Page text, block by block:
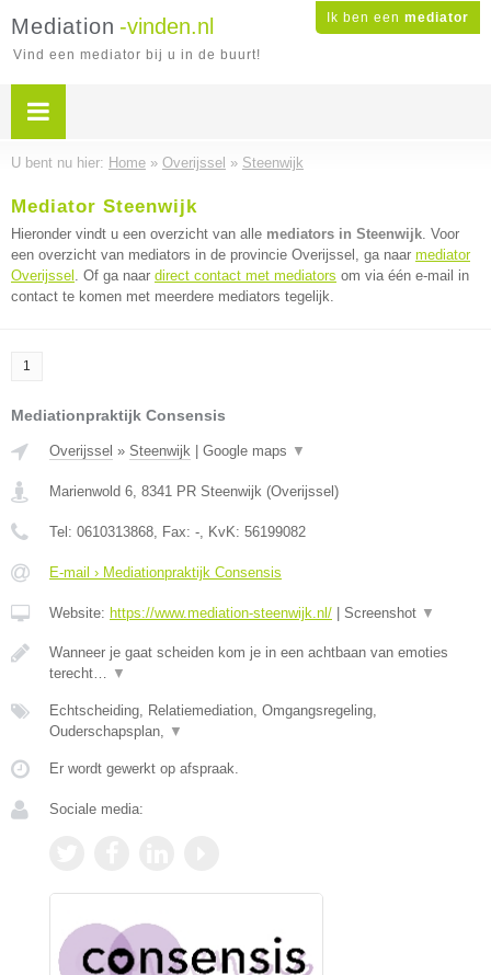
Ik ben een mediator
Mediation -vinden.nl
Vind een mediator bij u in de buurt!
U bent nu hier: Home » Overijssel » Steenwijk
Mediator Steenwijk
Hieronder vindt u een overzicht van alle mediators in Steenwijk. Voor
een overzicht van mediators in de provincie Overijssel, ga naar mediator
Overijssel . Of ga naar direct contact met mediators om via één e-mail in
contact te komen met meerdere mediators tegelijk.
1
Mediationpraktijk Consensis
Overijssel » Steenwijk Google maps ▼
Marienwold 6, 8341 PR Steenwijk (Overijssel )
Tel: 0610313868, Fax: -, KvK: 56199082
E-mail › Mediationpraktijk Consensis
Website: https://www.mediation-steenwijk.nl/ Screenshot ▼
Wanneer je gaat scheiden kom je in een achtbaan van emoties
terecht… ▼
Echtscheiding, Relatiemediation, Omgangsregeling,
Ouderschapsplan, ▼
Er wordt gewerkt op afspraak.
Sociale media: